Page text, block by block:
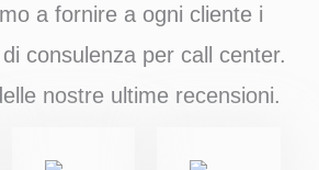
a fornire a ogni cliente i
consulenza per call center.
nostre ultime recensioni.